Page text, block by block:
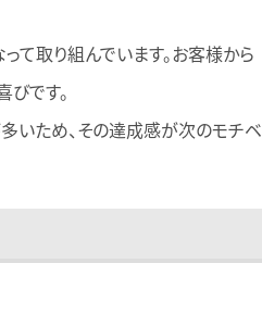
て取り組んでいます。お客様から
です。
いため、その達成感が次のモチベ